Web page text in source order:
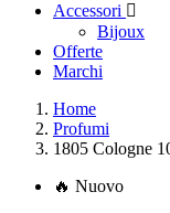
Accessori 
Bijoux
Offerte
Marchi
Home
Profumi
1805 Cologne
🔥 Nuovo